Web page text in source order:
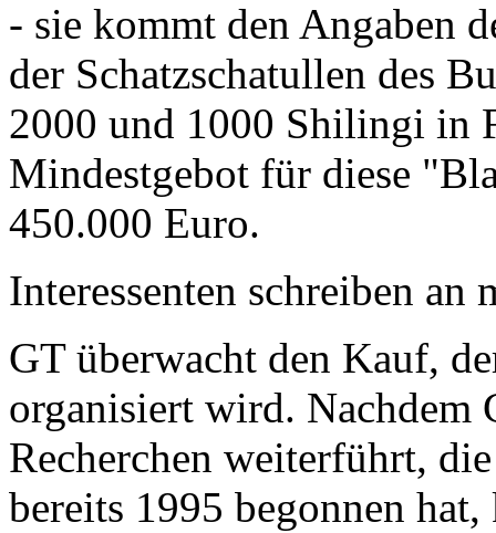
- sie kommt den Angaben
der Schatzschatullen des
2000 und 1000 Shilingi in
Mindestgebot für diese
450.000 Euro.
Interessenten schreiben
GT überwacht den Kauf,
organisiert wird. Nachdem
Recherchen weiterführt,
bereits 1995 begonnen